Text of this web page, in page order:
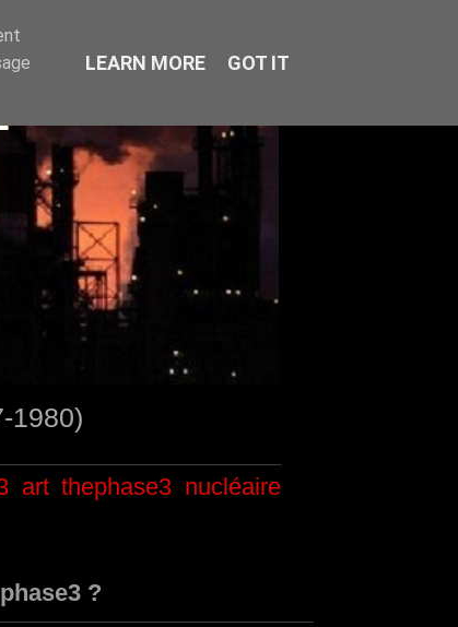
1980)
art thephase3 nucléaire
?
LEARN MORE GOT IT